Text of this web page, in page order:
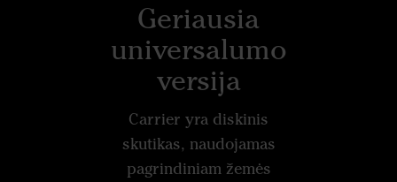
Geriausia
universalumo
versija
Carrier yra diskinis
skutikas, naudojamas
pagrindiniam žemės